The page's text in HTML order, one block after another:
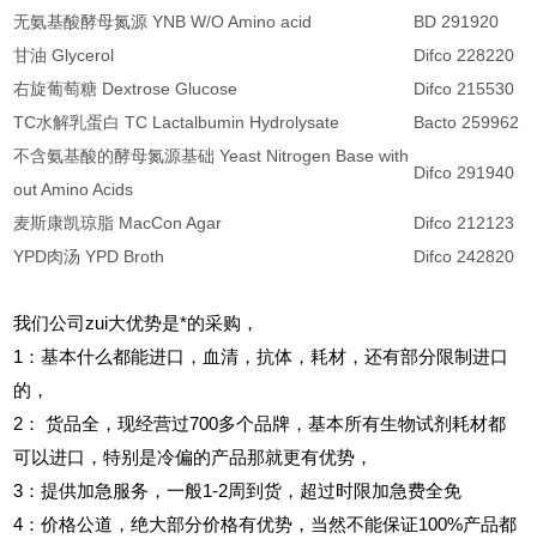
无氨基酸酵母氮源 YNB W/O Amino acid
BD 291920
甘油 Glycerol
Difco 228220
右旋葡萄糖 Dextrose Glucose
Difco 215530
TC水解乳蛋白 TC Lactalbumin Hydrolysate
Bacto 259962
不含氨基酸的酵母氮源基础 Yeast Nitrogen Base with
out Amino Acids
Difco 291940
麦斯康凯琼脂 MacCon Agar
Difco 212123
YPD肉汤 YPD Broth
Difco 242820
我们公司zui大优势是*的采购，
1 ：基本什么都能进口，血清，抗体，耗材，还有部分限制进口
的，
2 ：
货品全，现经营过700多个品牌，基本所有生物试剂耗材都
可以进口，特别是冷偏的产品那就更有优势，
3 ：提供加急服务，一般1-2周到货，超过时限加急费全免
4 ：价格公道，绝大部分价格有优势，当然不能保证100%产品都